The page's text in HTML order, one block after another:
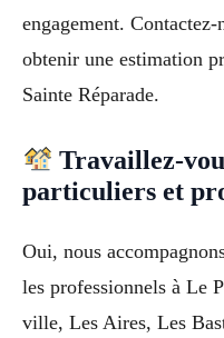
engagement.
obtenir une estimation
Sainte Réparade.
Travaillez-
particuliers et
Oui, nous
les professionnels à Le
ville, Les Aires, Les